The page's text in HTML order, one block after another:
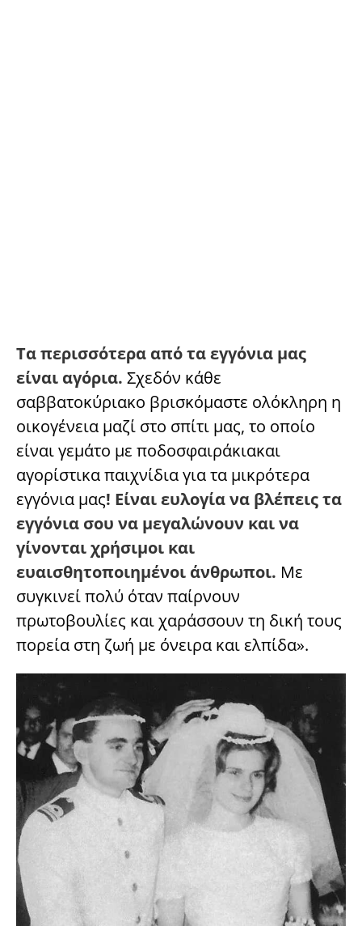
Τα περισσότερα από τα εγγόνια μας
είναι αγόρια. Σχεδόν κάθε
σαββατοκύριακο βρισκόμαστε ολόκληρη η
οικογένεια μαζί στο σπίτι μας, το οποίο
είναι γεμάτο με ποδοσφαιράκιακαι
αγορίστικα παιχνίδια για τα μικρότερα
εγγόνια μας! Είναι ευλογία να βλέπεις τα
εγγόνια σου να μεγαλώνουν και να
γίνονται χρήσιμοι και
ευαισθητοποιημένοι άνθρωποι. Με
συγκινεί πολύ όταν παίρνουν
πρωτοβουλίες και χαράσσουν τη δική τους
πορεία στη ζωή με όνειρα και ελπίδα».